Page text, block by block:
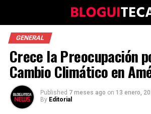
GENERAL
Crece la Preocupación
Cambio Climático en
Published 7 meses ago on 13 enero,
By Editorial